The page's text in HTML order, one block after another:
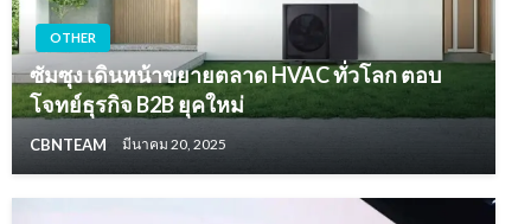
OTHER
ซัมซุง เดินหน้าขยายตลาด HVAC ทั่วโลก ตอบ
โจทย์ธุรกิจ B2B ยุคใหม่
CBNTEAM มีนาคม 20, 2025